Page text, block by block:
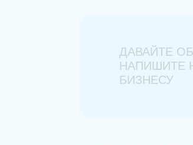
ДАВАЙТЕ
НАПИШИТЕ
БИЗНЕСУ